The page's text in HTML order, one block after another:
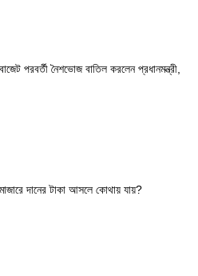
বাজেট পরবর্তী নৈশভোজ বাতিল করলেন প্রধানমন্ত্রী,
মাজারে দানের টাকা আসলে কোথায় যায়?